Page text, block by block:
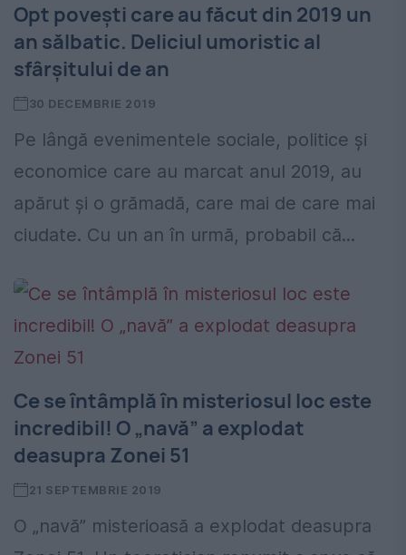
Opt povești care au făcut din 2019 un
an sălbatic. Deliciul umoristic al
sfârșitului de an
30 DECEMBRIE 2019
Pe lângă evenimentele sociale, politice și
economice care au marcat anul 2019, au
apărut și o grămadă, care mai de care mai
ciudate. Cu un an în urmă, probabil că...
Ce se întâmplă în misteriosul loc este
incredibil! O „navă” a explodat
deasupra Zonei 51
21 SEPTEMBRIE 2019
O „navă” misterioasă a explodat deasupra